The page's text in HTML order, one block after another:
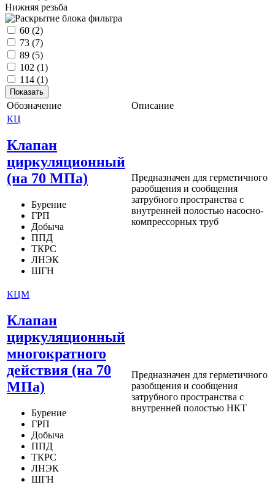
Нижняя резьба
60 (2)
73 (7)
89 (5)
102 (1)
114 (1)
Обозначение
Описание
КЦ
Клапан
циркуляционный
(на 70 МПа)
Бурение
ГРП
Добыча
ППД
ТКРС
ЛНЭК
ШГН
Предназначен для герметичного
разобщения и сообщения
затрубного пространства с
внутренней полостью насосно-
компрессорных труб
КЦМ
Клапан
циркуляционный
многократного
действия (на 70
МПа)
Бурение
ГРП
Добыча
ППД
ТКРС
ЛНЭК
ШГН
Предназначен для герметичного
разобщения и сообщения
затрубного пространства с
внутренней полостью НКТ